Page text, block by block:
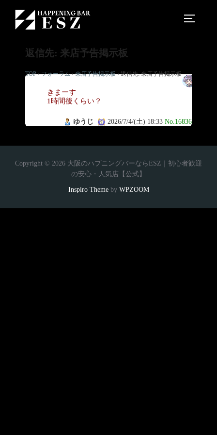
返信先: 来店予告掲示板
TOP › フォーラム › 来店予告掲示板 › 返信先: 来店予告掲示板
い
きまーす
1時間後くらい？
ゆうじ 2026/7/4/(土) 18:33 No.16836
Copyright © 2026 大阪のハプニングバーならESZ｜初心者歓迎
の安心・人気店【公式】
Inspiro Themeby WPZOOM